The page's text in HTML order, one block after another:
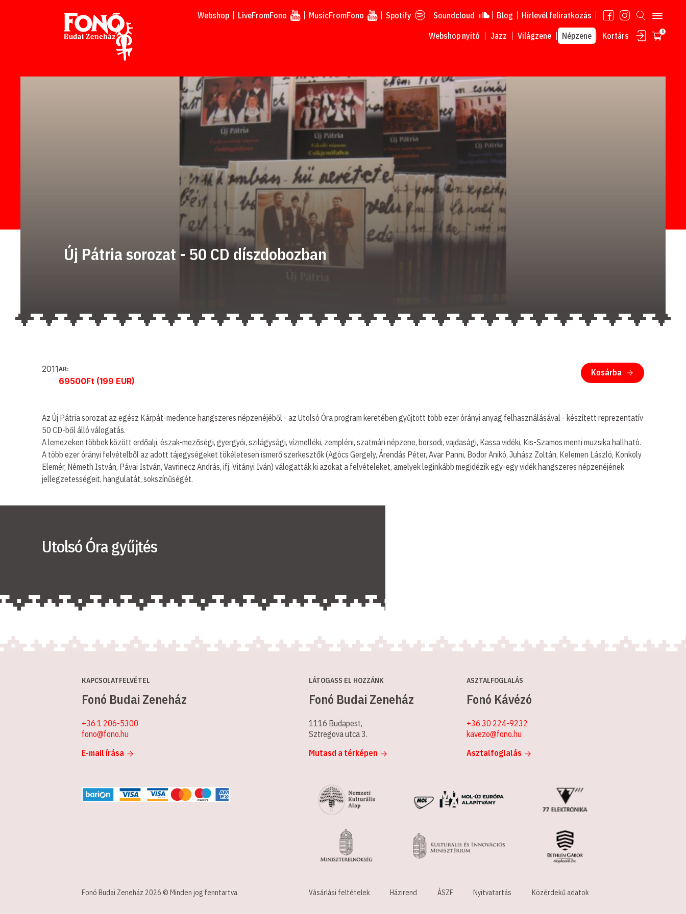
Tovább a tartalomhoz Webshop LiveFromFono MusicFromFono Spotify Soundcloud Blog
Hírlevél feliratkozás
Webshop nyitó
Jazz Világzene Népzene Kortárs 0
Új Pátria sorozat - 50 CD díszdobozban
2011ÁR:
69500Ft (199 EUR)
Kosárba
Az Új Pátria sorozat az egész Kárpát-medence hangszeres népzenéjéből - az Utolsó Óra program keretében gyűjtött több ezer órányi anyag felhasználásával - készített reprezentatív
50 CD-ből álló válogatás.
A lemezeken többek között erdőalji, észak-mezőségi, gyergyói, szilágysági, vízmelléki, zempléni, szatmári népzene, borsodi, vajdasági, Kassa vidéki, Kis-Szamos menti muzsika hallható.
A több ezer órányi felvételből az adott tájegységeket tökéletesen ismerő szerkesztők (Agócs Gergely, Árendás Péter, Avar Panni, Bodor Anikó, Juhász Zoltán, Kelemen László, Konkoly
Elemér, Németh István, Pávai István, Vavrinecz András, ifj. Vitányi Iván) válogatták ki azokat a felvételeket, amelyek leginkább megidézik egy-egy vidék hangszeres népzenéjének
jellegzetességeit, hangulatát, sokszínűségét.
Utolsó Óra gyűjtés
KAPCSOLATFELVÉTEL
Fonó Budai Zeneház
+36 1 206-5300
fono@fono.hu
E-mail írása
LÁTOGASS EL HOZZÁNK
Fonó Budai Zeneház
1116 Budapest,
Sztregova utca 3.
Mutasd a térképen
ASZTALFOGLALÁS
Fonó Kávézó
+36 30 224-9232
kavezo@fono.hu
Asztalfoglalás
Fonó Budai Zeneház 2026 © Minden jog fenntartva. Vásárlási feltételek Házirend ÁSZF Nyitvatartás Közérdekű adatok